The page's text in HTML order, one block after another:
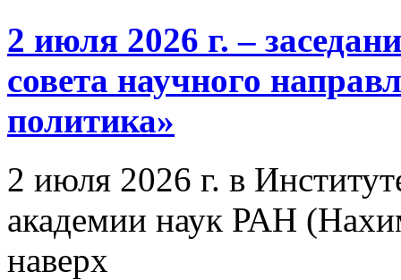
2 июля 2026 г. –
совета научного
политика»
2 июля 2026 г. в
академии наук РАН
наверх